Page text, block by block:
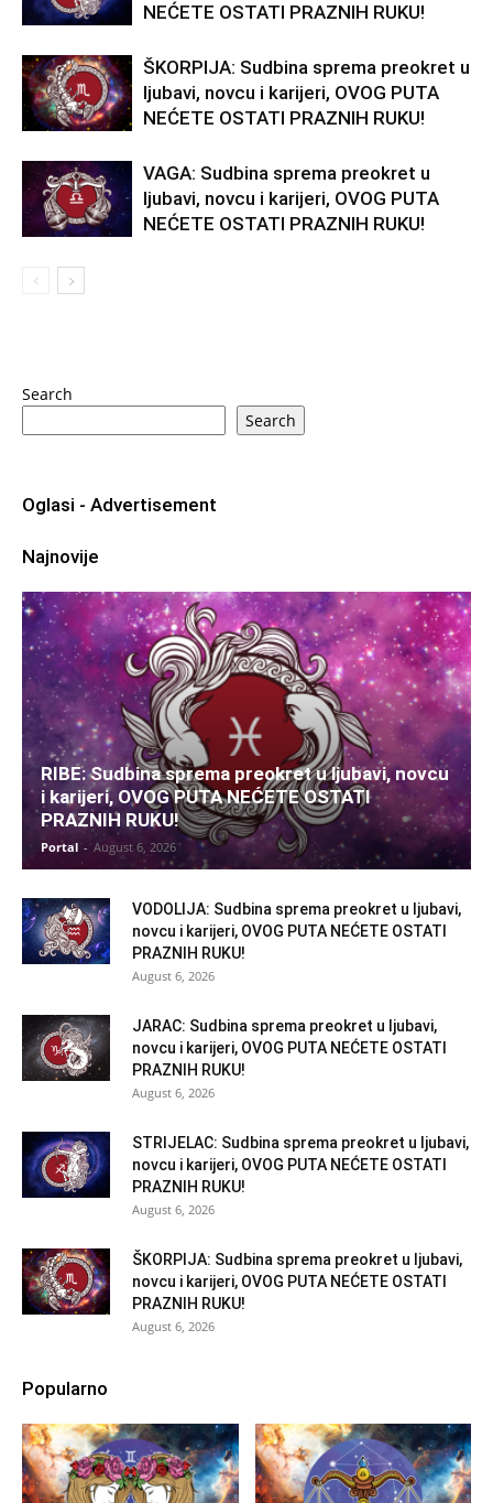
NEĆETE OSTATI PRAZNIH RUKU!
ŠKORPIJA: Sudbina sprema preokret u
ljubavi, novcu i karijeri, OVOG PUTA
NEĆETE OSTATI PRAZNIH RUKU!
VAGA: Sudbina sprema preokret u
ljubavi, novcu i karijeri, OVOG PUTA
NEĆETE OSTATI PRAZNIH RUKU!
Search
Search
Oglasi - Advertisement
Najnovije
RIBE: Sudbina sprema preokret u ljubavi, novcu
i karijeri, OVOG PUTA NEĆETE OSTATI
PRAZNIH RUKU!
Portal - August 6, 2026
VODOLIJA: Sudbina sprema preokret u ljubavi,
novcu i karijeri, OVOG PUTA NEĆETE OSTATI
PRAZNIH RUKU!
August 6, 2026
JARAC: Sudbina sprema preokret u ljubavi,
novcu i karijeri, OVOG PUTA NEĆETE OSTATI
PRAZNIH RUKU!
August 6, 2026
STRIJELAC: Sudbina sprema preokret u ljubavi,
novcu i karijeri, OVOG PUTA NEĆETE OSTATI
PRAZNIH RUKU!
August 6, 2026
ŠKORPIJA: Sudbina sprema preokret u ljubavi,
novcu i karijeri, OVOG PUTA NEĆETE OSTATI
PRAZNIH RUKU!
August 6, 2026
Popularno